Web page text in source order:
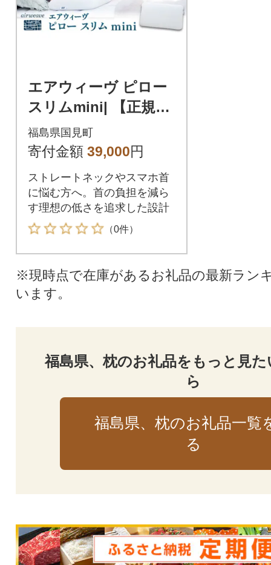
エアウィーヴ ピロー
スリムmini| 【正規
品】 日本製 快眠 高反
発 洗える 枕 エアファ
福島県国見町
寄付金額 39,000円
ストレートネックやスマホ首
に悩む方へ。首の負担を減ら
す理想の低さを追求した設計
（0件）
※現時点で在庫があるお礼品の最新ラン
います。
福島県、枕のお礼品をもっと見
ら
福島県、枕のお礼品一覧
る